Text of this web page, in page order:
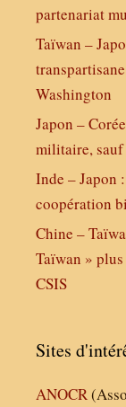
partenariat
Taïwan –
Washington
Japon –
militaire,
Inde – Japon
coopération
Chine –
Taïwan »
CSIS
Sites
ANOCR